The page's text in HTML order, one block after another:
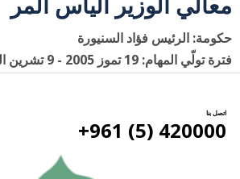
حكومة: الرئيس فؤاد السنيورة
فترة تولّي المهام: 19 تموز 2005 - 9 تشرين الثاني 2009
اتصل بنا
420000 (5) 961+